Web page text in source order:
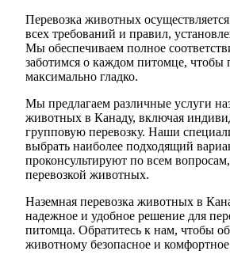
Перевозка животных
всех требований и правил,
Мы обеспечиваем полное
заботимся о каждом питомце, чтобы
максимально гладко.
Мы предлагаем различные услуги
животных в Канаду, включая
групповую перевозку. Наши
выбрать наиболее подходящий
проконсультируют по всем
перевозкой животных.
Наземная перевозка животных в
надежное и удобное решение для
питомца. Обратитесь к нам, чтобы
животному безопасное и